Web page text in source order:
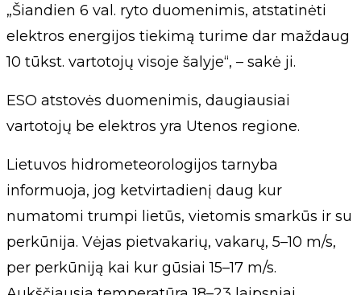
„Šiandien 6 val. ryto duomenimis, atstatinėti
elektros energijos tiekimą turime dar maždaug
10 tūkst. vartotojų visoje šalyje“, – sakė ji.
ESO atstovės duomenimis, daugiausiai
vartotojų be elektros yra Utenos regione.
Lietuvos hidrometeorologijos tarnyba
informuoja, jog ketvirtadienį daug kur
numatomi trumpi lietūs, vietomis smarkūs ir su
perkūnija. Vėjas pietvakarių, vakarų, 5–10 m/s,
per perkūniją kai kur gūsiai 15–17 m/s.